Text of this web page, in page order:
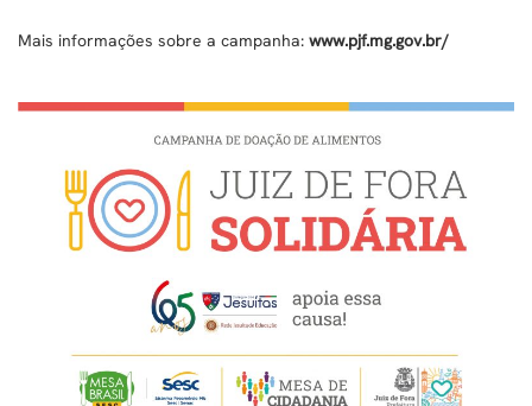
Mais informações sobre a campanha: www.pjf.mg.gov.br/